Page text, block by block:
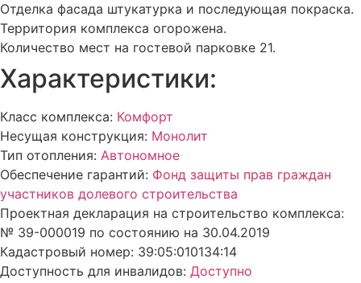
Отделка фасада штукатурка и последующая покраска.
Территория комплекса огорожена.
Количество мест на гостевой парковке 21.
Характеристики:
Класс комплекса: Комфорт
Несущая конструкция: Монолит
Тип отопления: Автономное
Обеспечение гарантий: Фонд защиты прав граждан
участников долевого строительства
Проектная декларация на строительство комплекса:
№ 39-000019 по состоянию на 30.04.2019
Кадастровый номер: 39:05:010134:14
Доступность для инвалидов: Доступно